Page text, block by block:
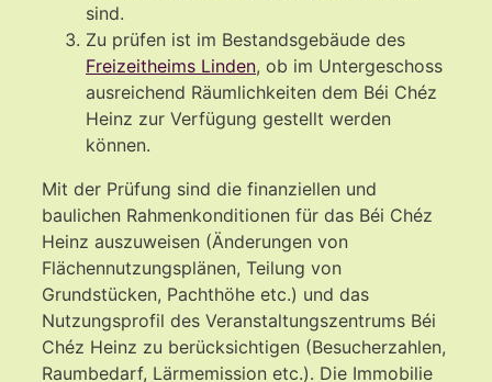
sind.
Zu prüfen ist im Bestandsgebäude des
Freizeitheims Linden, ob im Untergeschoss
ausreichend Räumlichkeiten dem Béi Chéz
Heinz zur Verfügung gestellt werden
können.
Mit der Prüfung sind die finanziellen und
baulichen Rahmenkonditionen für das Béi Chéz
Heinz auszuweisen (Änderungen von
Flächennutzungsplänen, Teilung von
Grundstücken, Pachthöhe etc.) und das
Nutzungsprofil des Veranstaltungszentrums Béi
Chéz Heinz zu berücksichtigen (Besucherzahlen,
Raumbedarf, Lärmemission etc.). Die Immobilie